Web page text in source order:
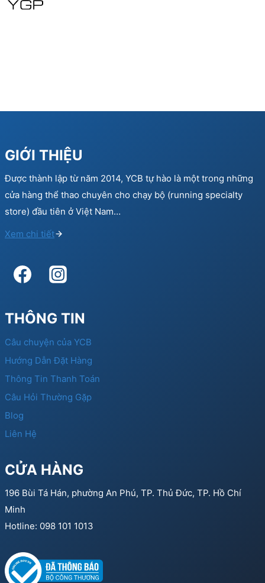
GIỚI THIỆU
Được thành lập từ năm 2014, YCB tự hào là một trong những
cửa hàng thể thao chuyên cho chạy bộ (running specialty
store) đầu tiên ở Việt Nam…
Xem chi tiết
THÔNG TIN
Câu chuyện của YCB
Hướng Dẫn Đặt Hàng
Thông Tin Thanh Toán
Câu Hỏi Thường Gặp
Blog
Liên Hệ
CỬA HÀNG
196 Bùi Tá Hán, phường An Phú, TP. Thủ Đức, TP. Hồ Chí
Minh
Hotline: 098 101 1013